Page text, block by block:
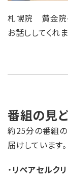
札幌院 黄金院
お話ししてくれ
番組の見
約25分の番組の
届けしています。
リペアセルク